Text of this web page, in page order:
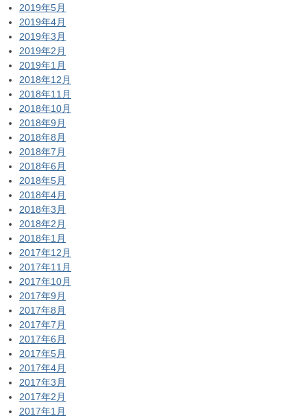
2019年5月
2019年4月
2019年3月
2019年2月
2019年1月
2018年12月
2018年11月
2018年10月
2018年9月
2018年8月
2018年7月
2018年6月
2018年5月
2018年4月
2018年3月
2018年2月
2018年1月
2017年12月
2017年11月
2017年10月
2017年9月
2017年8月
2017年7月
2017年6月
2017年5月
2017年4月
2017年3月
2017年2月
2017年1月